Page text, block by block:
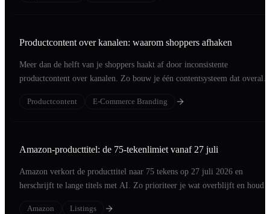
Productcontent over kanalen: waarom shoppers afhaken
Meer dan de helft van je shoppers haakt af door inconsistente
productcontent over kanalen. Zo bouw je één contentsysteem dat overal
Productcontent
E-Commerce Branding
Amazon-producttitel: de 75-tekenlimiet vanaf 27 juli
Amazon verkort de producttitel naar 75 tekens op 27 juli 2026 en
herschrijft te lange titels met AI. Zo prioriteer je wat overblijft en houd
Amazon
Listings